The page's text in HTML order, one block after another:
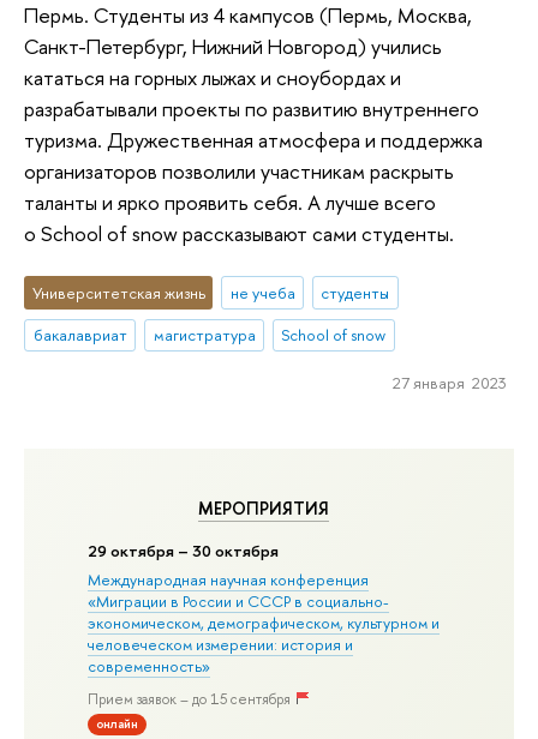
МЕРОПРИЯТИЯ
29 октября – 30 октября
Международная научная конференция
«Миграции в Росcии и СССР в социально-
экономическом, демографическом, культурном и
человеческом измерении: история и
современность»
Прием заявок – до 15 сентября
онлайн
Пермь. Студенты из 4 кампусов (Пермь, Москва,
Санкт-Петербург, Нижний Новгород) учились
кататься на горных лыжах и сноубордах и
разрабатывали проекты по развитию внутреннего
туризма. Дружественная атмосфера и поддержка
организаторов позволили участникам раскрыть
таланты и ярко проявить себя. А лучше всего
о School of snow рассказывают сами студенты.
Университетская жизнь не учеба
студенты
бакалавриат
магистратура School of snow
27 января 2023